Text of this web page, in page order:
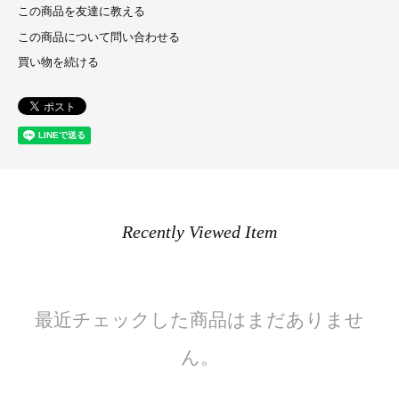
この商品を友達に教える
この商品について問い合わせる
買い物を続ける
Recently Viewed Item
最近チェックした商品はまだありませ
ん。